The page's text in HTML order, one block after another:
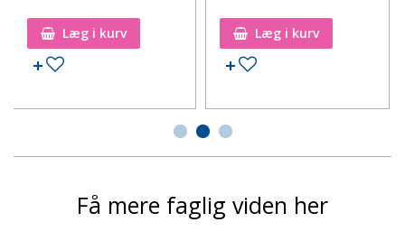
Læg i kurv
Tilføj til ønskeseddel
Læg i kurv
Tilføj til ønskeseddel
Få mere faglig viden her